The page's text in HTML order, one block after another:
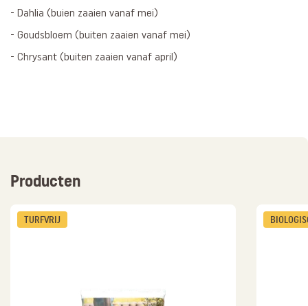
- Dahlia (buien zaaien vanaf mei)
- Goudsbloem (buiten zaaien vanaf mei)
- Chrysant (buiten zaaien vanaf april)
Producten
TURFVRIJ